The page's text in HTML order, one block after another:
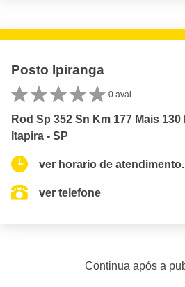
Posto Ipiranga
0 aval.
Rod Sp 352 Sn Km 177 Mais
Itapira - SP
ver horario de atendimento.
ver telefone
Continua após a